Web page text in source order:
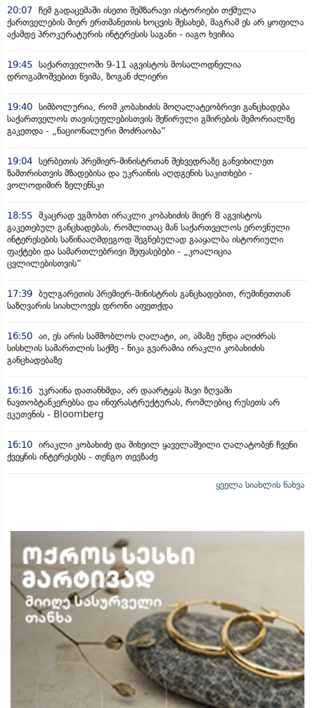
20:07 ჩემ გადაცემაში ისეთი შემზარავი ისტორიები თქმულა
ქართველების მიერ ერთმანეთის ხოცვის შესახებ, მაგრამ ეს არ ყოფილა
აქამდე პროკურატურის ინტერესის საგანი - იაგო ხვიჩია
19:45 საქართველოში 9-11 აგვისტოს მოსალოდნელია
დროგამოშვებით წვიმა, ზოგან ძლიერი
19:40 სიმბოლურია, რომ კობახიძის მოღალატეობრივი განცხადება
საქართველოს თავისუფლებისთვის შეწირული გმირების მემორიალზე
გაკეთდა - „ნაციონალური მოძრაობა“
19:04 სერბეთის პრემიერ-მინისტრთან შეხვედრაზე განვიხილეთ
ზამთრისთვის მზადებისა და უკრაინის აღდგენის საკითხები -
ვოლოდიმირ ზელენსკი
18:55 მკაცრად ვგმობთ ირაკლი კობახიძის მიერ 8 აგვისტოს
გაკეთებულ განცხადებას, რომლითაც მან საქართველოს ეროვნული
ინტერესების საწინააღმდეგოდ შეგნებულად გააყალბა ისტორიული
ფაქტები და სამართლებრივი შეფასებები - „კოალიცია
ცვლილებისთვის“
17:39 ბულგარეთის პრემიერ-მინისტრის განცხადებით, რუმინეთთან
საზღვარის სიახლოვეს დრონი აფეთქდა
16:50 აი, ეს არის სამშობლოს ღალატი, აი, ამაზე უნდა აღიძრას
სისხლის სამართლის საქმე - ნიკა გვარამია ირაკლი კობახიძის
განცხადებაზე
16:16 უკრაინა დათანხმდა, არ დაარტყას შავი ზღვაში
ნავთობტანკერებსა და ინფრასტრუქტურას, რომლებიც რუსეთს არ
ეკუთვნის - Bloomberg
16:10 ირაკლი კობახიძე და მიხეილ ყაველაშვილი ღალატობენ ჩვენი
ქვეყნის ინტერესებს - თენგო თევზაძე
ყველა სიახლის ნახვა